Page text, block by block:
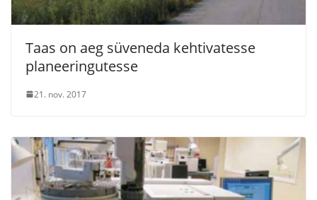
Taas on aeg süveneda kehtivatesse
planeeringutesse
21. nov. 2017